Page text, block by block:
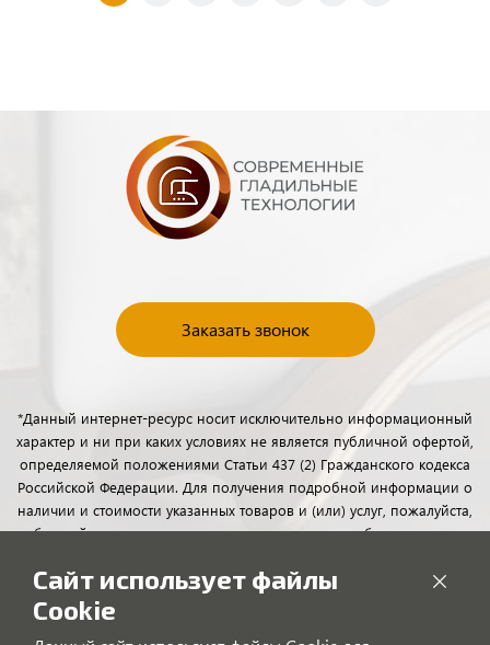
Заказать звонок
*Данный интернет-ресурс носит исключительно информационный
характер и ни при каких условиях не является публичной офертой,
определяемой положениями Статьи 437 (2) Гражданского кодекса
Российской Федерации. Для получения подробной информации о
наличии и стоимости указанных товаров и (или) услуг, пожалуйста,
обращайтесь к менеджерам отдела клиентского обслуживания с
Сайт использует файлы
Cookie